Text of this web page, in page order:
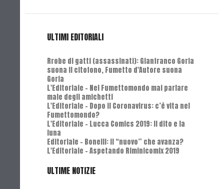
ULTIMI EDITORIALI
Rrobe di gatti (assassinati): Gianfranco Goria
suona il citofono, Fumetto d'Autore suona
Goria
L'Editoriale - Nel Fumettomondo mai parlare
male degli amichetti
L'Editoriale - Dopo il Coronavirus: c’è vita nel
Fumettomondo?
L'Editoriale - Lucca Comics 2019: Il dito e la
luna
Editoriale - Bonelli: il “nuovo” che avanza?
L'Editoriale - Aspetando Riminicomix 2019
ULTIME NOTIZIE